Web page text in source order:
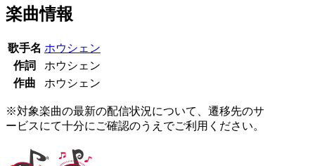
楽曲情報
歌手名 ホウシェン
作詞
ホウシェン
作曲
ホウシェン
※対象楽曲の最新の配信状況について、遷移先のサ
ービスにて十分にご確認のうえでご利用ください。